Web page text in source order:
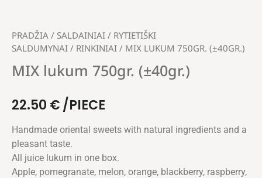
PRADŽIA / SALDAINIAI / RYTIETIŠKI
SALDUMYNAI / RINKINIAI / MIX LUKUM 750GR. (±40GR.)
MIX lukum 750gr. (±40gr.)
22.50 €/PIECE
Handmade oriental sweets with natural ingredients and a
pleasant taste.
All juice lukum in one box.
Apple, pomegranate, melon, orange, blackberry, raspberry,